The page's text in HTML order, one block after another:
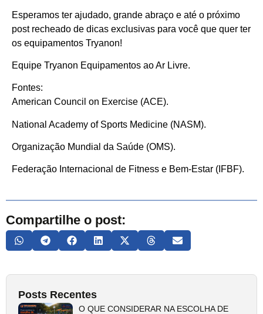
Esperamos ter ajudado, grande abraço e até o próximo
post recheado de dicas exclusivas para você que quer ter
os equipamentos Tryanon!
Equipe Tryanon Equipamentos ao Ar Livre.
Fontes:
American Council on Exercise (ACE).
National Academy of Sports Medicine (NASM).
Organização Mundial da Saúde (OMS).
Federação Internacional de Fitness e Bem-Estar (IFBF).
Compartilhe o post:
Posts Recentes
O QUE CONSIDERAR NA ESCOLHA DE